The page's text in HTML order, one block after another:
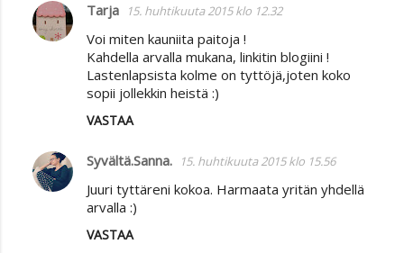
Tarja 15. huhtikuuta 2015 klo 12.32
Voi miten kauniita paitoja !
Kahdella arvalla mukana, linkitin blogiini !
Lastenlapsista kolme on tyttöjä,joten koko
sopii jollekkin heistä :)
VASTAA
Syvältä.Sanna. 15. huhtikuuta 2015 klo 15.56
Juuri tyttäreni kokoa. Harmaata yritän yhdellä
arvalla :)
VASTAA